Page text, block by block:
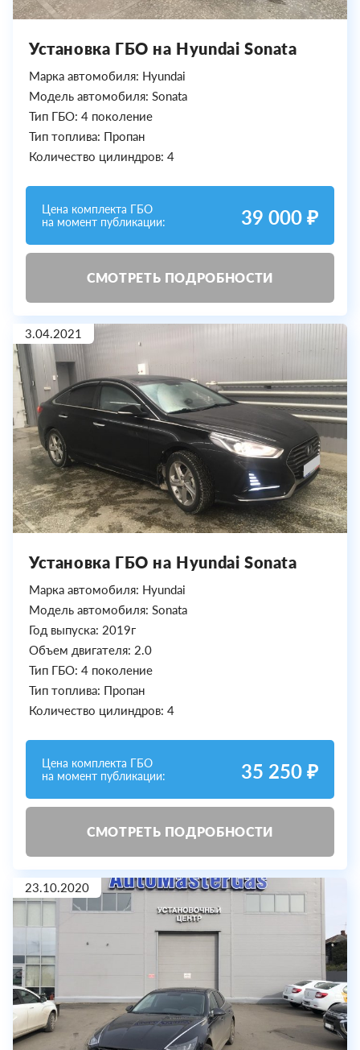
Установка ГБО на Hyundai Sonata
Марка автомобиля: Hyundai
Модель автомобиля: Sonata
Тип ГБО: 4 поколение
Тип топлива: Пропан
Количество цилиндров: 4
Цена комплекта ГБО
на момент публикации:
39 000 ₽
СМОТРЕТЬ ПОДРОБНОСТИ
3.04.2021
Установка ГБО на Hyundai Sonata
Марка автомобиля: Hyundai
Модель автомобиля: Sonata
Год выпуска: 2019г
Объем двигателя: 2.0
Тип ГБО: 4 поколение
Тип топлива: Пропан
Количество цилиндров: 4
Цена комплекта ГБО
на момент публикации:
35 250 ₽
СМОТРЕТЬ ПОДРОБНОСТИ
23.10.2020